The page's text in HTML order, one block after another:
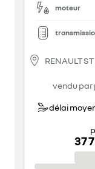
moteur
RENAULT
vendu par
délai
37